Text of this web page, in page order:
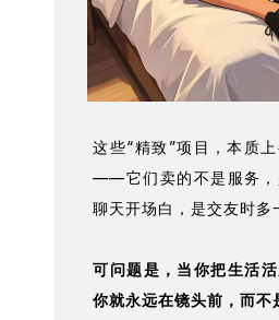
这些“精致”项目，本质
——它们卖的不是服务，
聊天开场白，是交友时多
可问题是，当你把生活
你就永远在镜头前，而不